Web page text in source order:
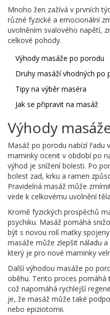
Mnoho žen zažívá v prvních
různé fyzické a emocionální
uvolněním svalového napětí,
celkové pohody.
Výhody masáže po porodu
Druhy masáží vhodných po
Tipy na výběr maséra
Jak se připravit na masáž
Výhody
Masáž po porodu nabízí řadu
maminky ocenit v období po
výhod je snížení bolesti. Po
bolest zad, krku a ramen
Pravidelná masáž může
vede k celkovému uvolnění
Kromě fyzických prospěchů
psychiku. Masáž pomáhá
být s novou rolí matky
masáže může zlepšit náladu
který je pro nové maminky
Další výhodou masáže po
oběhu. Tento proces
což napomáhá rychlejší
je, že masáž může také
nebo epiziotomii.